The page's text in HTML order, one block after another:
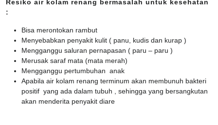
Resiko air kolam renang bermasalah untuk kesehatan
:
Bisa merontokan rambut
Menyebabkan penyakit kulit ( panu, kudis dan kurap )
Mengganggu saluran pernapasan ( paru – paru )
Merusak saraf mata (mata merah)
Mengganggu pertumbuhan anak
Apabila air kolam renang terminum akan membunuh bakteri
positif yang ada dalam tubuh , sehingga yang bersangkutan
akan menderita penyakit diare